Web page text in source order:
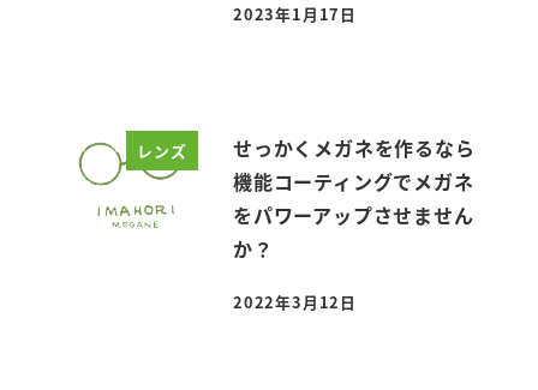
投稿日
2023年1月17日
レンズ
せっかくメガネを作るなら
機能コーティングでメガネ
をパワーアップさせません
か？
投稿日
2022年3月12日